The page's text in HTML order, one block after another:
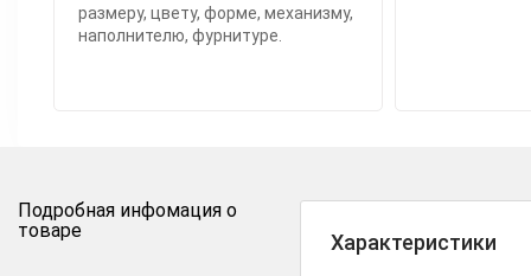
размеру, цвету, форме, механизму,
наполнителю, фурнитуре.
Подробная инфомация о
товаре
Характеристики